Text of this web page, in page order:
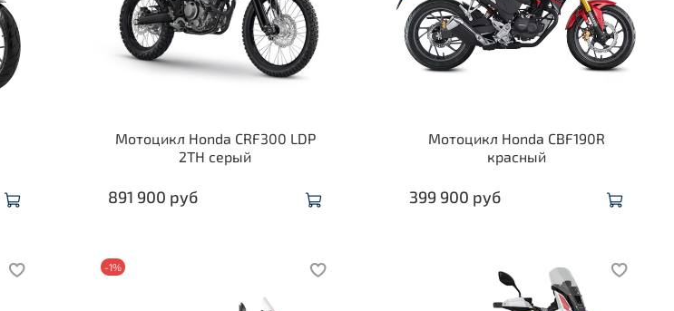
Мотоцикл Honda CRF300 LDP
2TH серый
891 900 руб
Мотоцикл Honda CBF190R
красный
399 900 руб
-1%